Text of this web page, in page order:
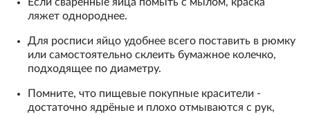
Если сваренные яйца помыть с мылом, краска
ляжет однороднее.
Для росписи яйцо удобнее всего поставить в рюмку
или самостоятельно склеить бумажное колечко,
подходящее по диаметру.
Помните, что пищевые покупные красители -
достаточно ядрёные и плохо отмываются с рук,